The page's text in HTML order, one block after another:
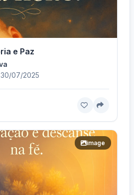
e Paz
07/2025
image